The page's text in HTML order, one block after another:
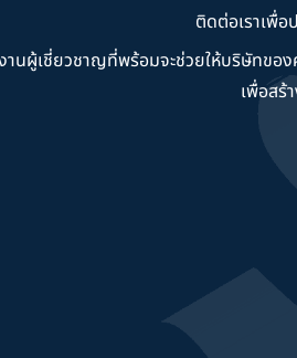
ติดต่อเราเพื่
านผู้เชี่ยวชาญที่พร้อมจะช่วยให้บริษัทข
เพื่อสร้